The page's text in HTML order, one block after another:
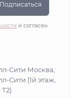
Подписаться
и согласен
Сити Москва,
Сити (1й этаж,